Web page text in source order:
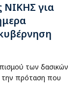
ΝΙΚΗΣ για
των δασικών
την πρόταση που